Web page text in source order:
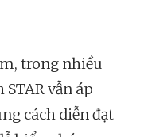
trong nhiều
vẫn áp
cách diễn đạt